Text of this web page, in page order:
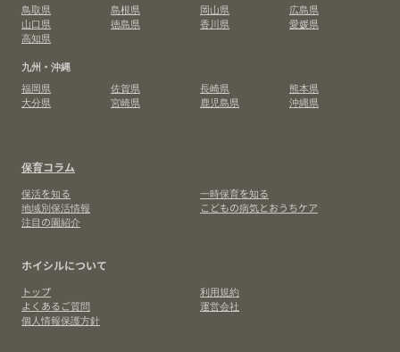
鳥取県
島根県 岡山県
広島県
山口県
徳島県 香川県
愛媛県
高知県
九州・沖縄
福岡県
佐賀県 長崎県
熊本県
大分県
宮崎県 鹿児島県 沖縄県
保育コラム
保活を知る
一時保育を知る
地域別保活情報
こどもの病気とおうちケア
注目の園紹介
ホイシルについて
トップ
利用規約
よくあるご質問
運営会社
個人情報保護方針